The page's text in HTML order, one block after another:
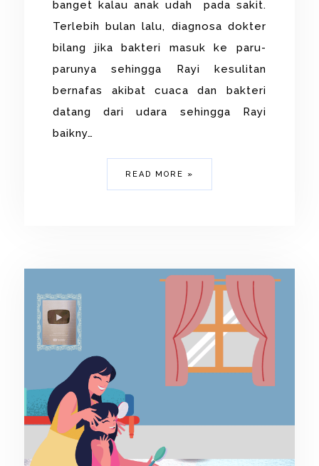
banget kalau anak udah pada sakit.
Terlebih bulan lalu, diagnosa dokter
bilang jika bakteri masuk ke paru-
parunya sehingga Rayi kesulitan
bernafas akibat cuaca dan bakteri
datang dari udara sehingga Rayi
baikny…
READ MORE »